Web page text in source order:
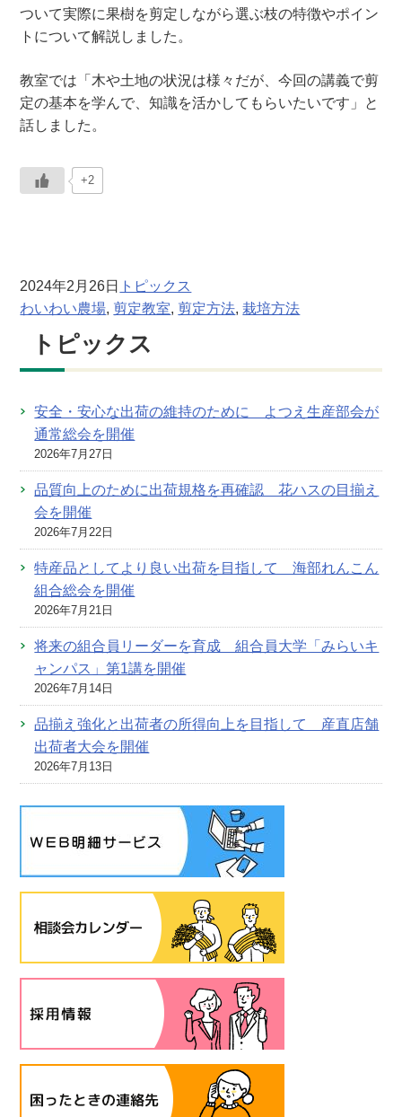
ついて実際に果樹を剪定しながら選ぶ枝の特徴やポイン
トについて解説しました。
教室では「木や土地の状況は様々だが、今回の講義で剪
定の基本を学んで、知識を活かしてもらいたいです」と
話しました。
+2
2024年2月26日 トピックス
わいわい農場, 剪定教室, 剪定方法, 栽培方法
トピックス
安全・安心な出荷の維持のために よつえ生産部会が
通常総会を開催
2026年7月27日
品質向上のために出荷規格を再確認 花ハスの目揃え
会を開催
2026年7月22日
特産品としてより良い出荷を目指して 海部れんこん
組合総会を開催
2026年7月21日
将来の組合員リーダーを育成 組合員大学「みらいキ
ャンパス」第1講を開催
2026年7月14日
品揃え強化と出荷者の所得向上を目指して 産直店舗
出荷者大会を開催
2026年7月13日